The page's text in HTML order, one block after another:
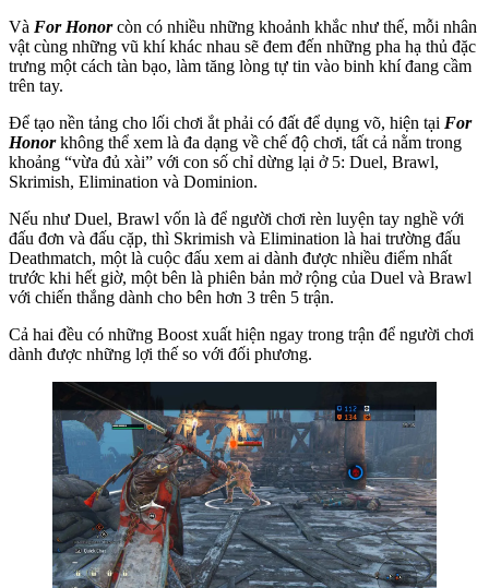
Và For Honorcòn có nhiều những khoảnh khắc như thế, mỗi nhân
vật cùng những vũ khí khác nhau sẽ đem đến những pha hạ thủ đặc
trưng một cách tàn bạo, làm tăng lòng tự tin vào binh khí đang cầm
trên tay.
Để tạo nền tảng cho lối chơi ắt phải có đất để dụng võ, hiện tại For
Honorkhông thể xem là đa dạng về chế độ chơi, tất cả nằm trong
khoảng “vừa đủ xài” với con số chỉ dừng lại ở 5: Duel, Brawl,
Skrimish, Elimination và Dominion.
Nếu như Duel, Brawl vốn là để người chơi rèn luyện tay nghề với
đấu đơn và đấu cặp, thì Skrimish và Elimination là hai trường đấu
Deathmatch, một là cuộc đấu xem ai dành được nhiều điểm nhất
trước khi hết giờ, một bên là phiên bản mở rộng của Duel và Brawl
với chiến thắng dành cho bên hơn 3 trên 5 trận.
Cả hai đều có những Boost xuất hiện ngay trong trận để người chơi
dành được những lợi thế so với đối phương.